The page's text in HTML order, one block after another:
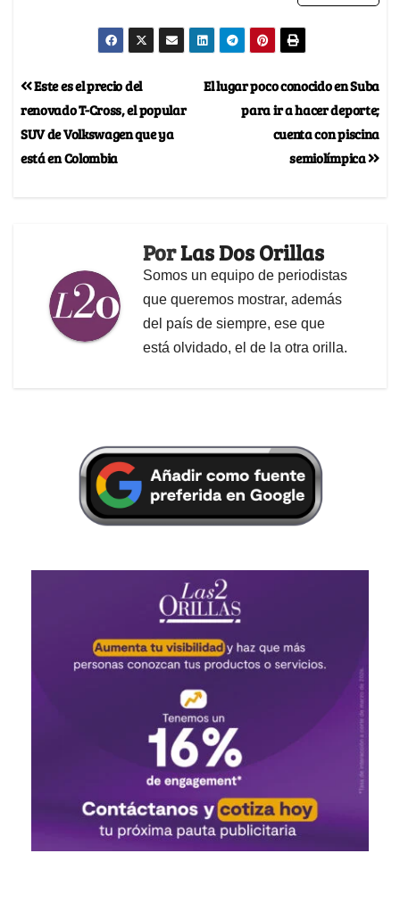
El lugar poco conocido en Suba
para ir a hacer deporte;
cuenta con piscina
semiolímpica
Este es el precio del
renovado T-Cross, el popular
SUV de Volkswagen que ya
está en Colombia
PorLas Dos Orillas
Somos un equipo de periodistas
que queremos mostrar, además
del país de siempre, ese que
está olvidado, el de la otra orilla.